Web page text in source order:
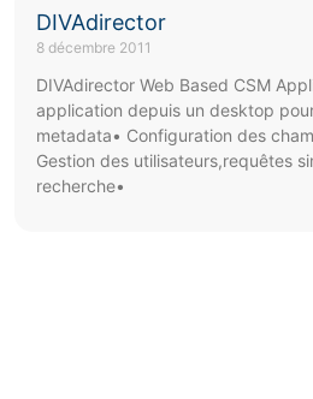
DIVAdirector
8 décembre 2011
DIVAdirector Web Based CSM
application depuis un desktop
metadata• Configuration des
Gestion des utilisateurs,requêtes
recherche•